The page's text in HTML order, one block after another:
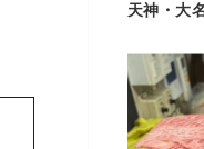
天神・大